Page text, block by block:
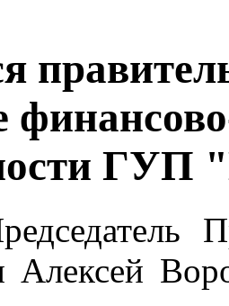
ГУП
Алексей